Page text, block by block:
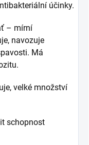
účinky.
– mírní
navozuje
Má
velké množství
schopnost